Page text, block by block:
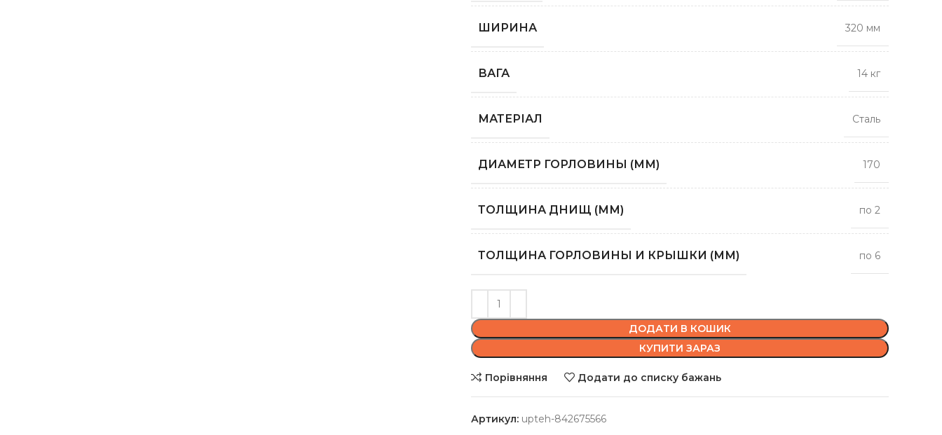
ШИРИНА 320 мм
ВАГА 14 кг
МАТЕРІАЛ Сталь
ДИАМЕТР ГОРЛОВИНЫ (ММ) 170
ТОЛЩИНА ДНИЩ (ММ) по 2
ТОЛЩИНА ГОРЛОВИНЫ И КРЫШКИ (ММ) по 6
ДОДАТИ В КОШИК
КУПИТИ ЗАРАЗ
Порівняння Додати до списку бажань
Артикул: upteh-842675566